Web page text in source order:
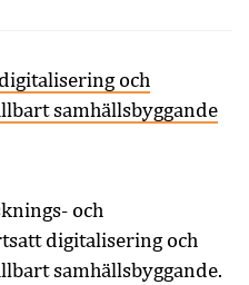
och
samhällsbyggande
och
digitalisering och
samhällsbyggande.